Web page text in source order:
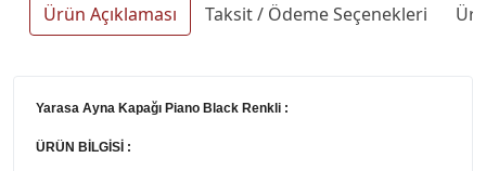
Ürün Açıklaması Taksit / Ödeme Seçenekleri
Yarasa Ayna Kapağı Piano Black Renkli :
ÜRÜN BİLGİSİ :